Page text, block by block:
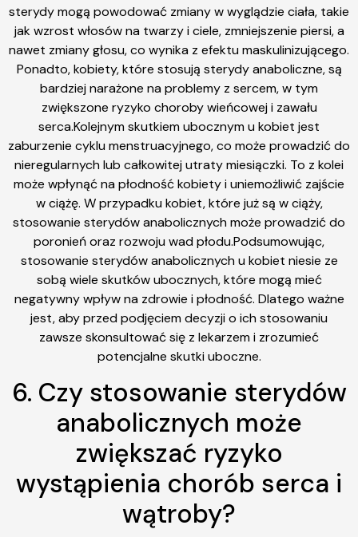
sterydy mogą powodować zmiany w wyglądzie ciała, takie
jak wzrost włosów na twarzy i ciele, zmniejszenie piersi, a
nawet zmiany głosu, co wynika z efektu maskulinizującego.
Ponadto, kobiety, które stosują sterydy anaboliczne, są
bardziej narażone na problemy z sercem, w tym
zwiększone ryzyko choroby wieńcowej i zawału
serca.Kolejnym skutkiem ubocznym u kobiet jest
zaburzenie cyklu menstruacyjnego, co może prowadzić do
nieregularnych lub całkowitej utraty miesiączki. To z kolei
może wpłynąć na płodność kobiety i uniemożliwić zajście
w ciążę. W przypadku kobiet, które już są w ciąży,
stosowanie sterydów anabolicznych może prowadzić do
poronień oraz rozwoju wad płodu.Podsumowując,
stosowanie sterydów anabolicznych u kobiet niesie ze
sobą wiele skutków ubocznych, które mogą mieć
negatywny wpływ na zdrowie i płodność. Dlatego ważne
jest, aby przed podjęciem decyzji o ich stosowaniu
zawsze skonsultować się z lekarzem i zrozumieć
potencjalne skutki uboczne.
6. Czy stosowanie sterydów
anabolicznych może
zwiększać ryzyko
wystąpienia chorób serca i
wątroby?